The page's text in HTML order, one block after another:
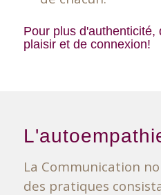
Pour plus d'authenticité,
plaisir et de connexion!
La Communication
des pratiques